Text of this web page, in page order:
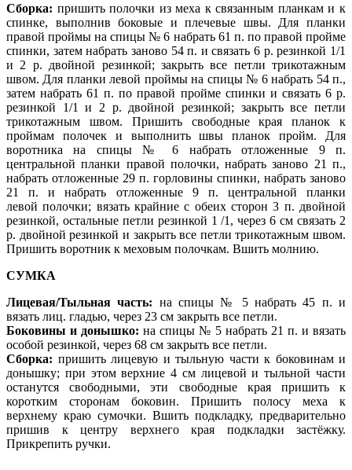
Сборка: пришить полочки из меха к связанным планкам и к
спинке, выполнив боковые и плечевые швы. Для планки
правой проймы на спицы № 6 набрать 61 п. по правой пройме
спинки, затем набрать заново 54 п. и связать 6 р. резинкой 1/1
и 2 р. двойной резинкой; закрыть все петли трикотажным
швом. Для планки левой проймы на спицы № 6 набрать 54 п.,
затем набрать 61 п. по правой пройме спинки и связать 6 р.
резинкой 1/1 и 2 р. двойной резинкой; закрыть все петли
трикотажным швом. Пришить свободные края планок к
проймам полочек и выполнить швы планок пройм. Для
воротника на спицы № 6 набрать отложенные 9 п.
центральной планки правой полочки, набрать заново 21 п.,
набрать отложенные 29 п. горловины спинки, набрать заново
21 п. и набрать отложенные 9 п. центральной планки
левойполочки; вязать крайние с обеих сторон 3 п. двойной
резинкой, остальные петли резинкой 1 /1, через 6 см связать 2
р. двойной резинкой и закрыть все петли трикотажным швом.
Пришить воротник к меховым полочкам. Вшить молнию.
СУМКА
Лицевая/Тыльная часть: на спицы № 5 набрать 45 п. и
вязать лиц. гладью, через 23 см закрыть все петли.
Боковины и донышко: на спицы № 5 набрать 21 п. и вязать
особой резинкой, через 68 см закрыть все петли.
Сборка: пришить лицевую и тыльную части к боковинам и
донышку; при этом верхние4 см лицевой и тыльной части
останутся свободными, эти свободные края пришить к
коротким сторонам боковин. Пришить полосу меха к
верхнему краю сумочки. Вшить подкладку, предварительно
пришив к центру верхнего края подкладки застёжку.
Прикрепить ручки.